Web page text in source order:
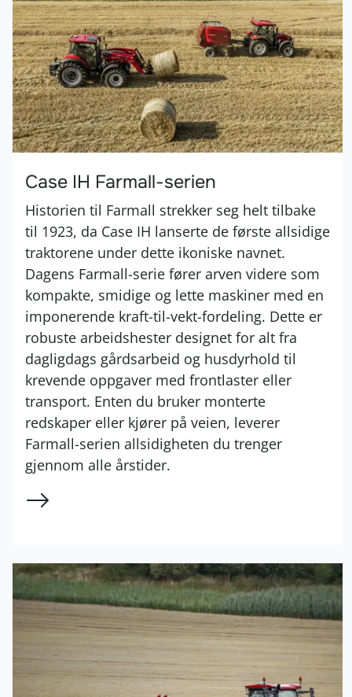
Case IH Farmall-serien
Historien til Farmall strekker seg helt tilbake
til 1923, da Case IH lanserte de første allsidige
traktorene under dette ikoniske navnet.
Dagens Farmall-serie fører arven videre som
kompakte, smidige og lette maskiner med en
imponerende kraft-til-vekt-fordeling. Dette er
robuste arbeidshester designet for alt fra
dagligdags gårdsarbeid og husdyrhold til
krevende oppgaver med frontlaster eller
transport. Enten du bruker monterte
redskaper eller kjører på veien, leverer
Farmall-serien allsidigheten du trenger
gjennom alle årstider.